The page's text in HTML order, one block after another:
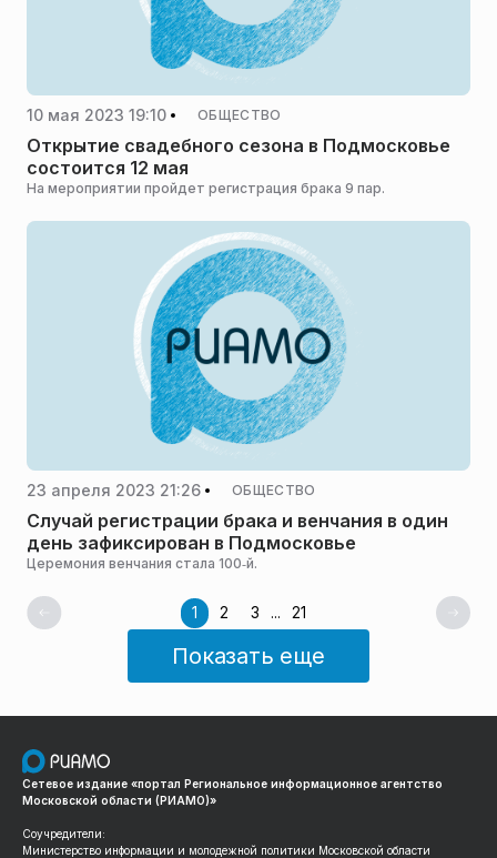
10 мая 2023 19:10 ОБЩЕСТВО
Открытие свадебного сезона в Подмосковье
состоится 12 мая
На мероприятии пройдет регистрация брака 9 пар.
23 апреля 2023 21:26 ОБЩЕСТВО
Случай регистрации брака и венчания в один
день зафиксирован в Подмосковье
Церемония венчания стала 100‑й.
1 2 3 ... 21
Показать еще
Сетевое издание «портал Региональное информационное агентство
Московской области (РИАМО)»
Соучредители:
Министерство информации и молодежной политики Московской области